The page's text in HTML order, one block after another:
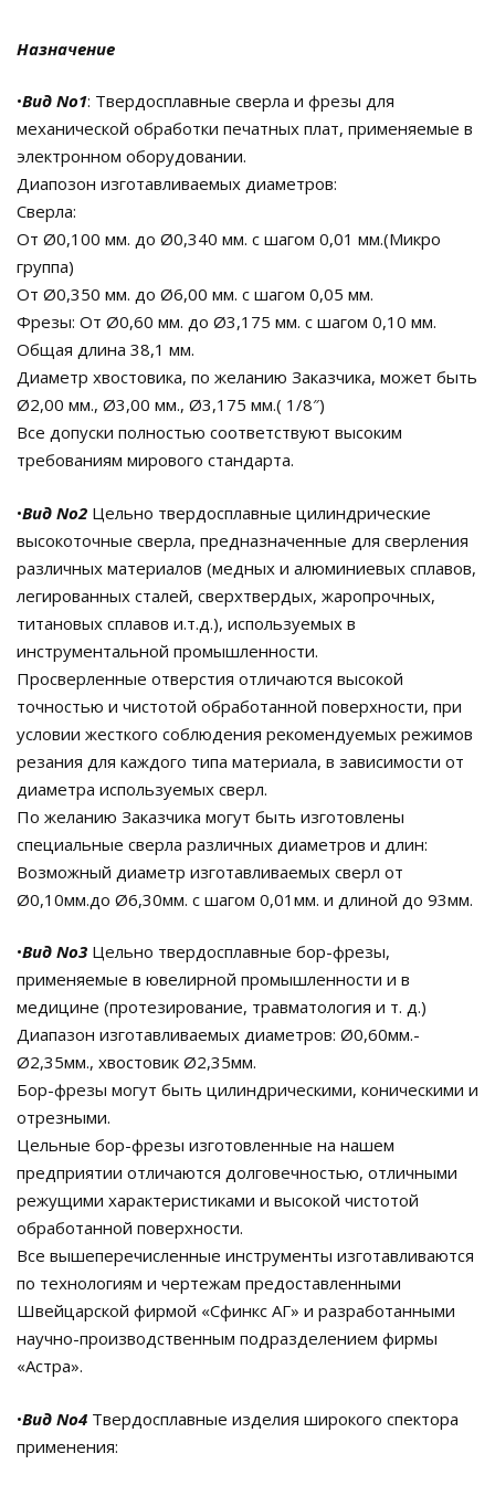
Назначение
•Вид No1: Твердосплавные сверла и фрезы для
механической обработки печатных плат, применяемые в
электронном оборудовании.
Диапозон изготавливаемых диаметров:
Сверла:
От Ø0,100 мм. до Ø0,340 мм. с шагом 0,01 мм.(Микро
группа)
От Ø0,350 мм. до Ø6,00 мм. с шагом 0,05 мм.
Фрезы: От Ø0,60 мм. до Ø3,175 мм. с шагом 0,10 мм.
Общая длина 38,1 мм.
Диаметр хвостовика, по желанию Заказчика, может быть
Ø2,00 мм., Ø3,00 мм., Ø3,175 мм.( 1/8″)
Все допуски полностью соответствуют высоким
требованиям мирового стандарта.
•Вид No2 Цельно твердосплавные цилиндрические
высокоточные сверла, предназначенные для сверления
различных материалов (медных и алюминиевых сплавов,
легированных сталей, сверхтвердых, жаропрочных,
титановых сплавов и.т.д.), используемых в
инструментальной промышленности.
Просверленные отверстия отличаются высокой
точностью и чистотой обработанной поверхности, при
условии жесткого соблюдения рекомендуемых режимов
резания для каждого типа материала, в зависимости от
диаметра используемых сверл.
По желанию Заказчика могут быть изготовлены
специальные сверла различных диаметров и длин:
Возможный диаметр изготавливаемых сверл от
Ø0,10мм.до Ø6,30мм. с шагом 0,01мм. и длиной до 93мм.
•Вид No3 Цельно твердосплавные бор-фрезы,
применяемые в ювелирной промышленности и в
медицине (протезирование, травматология и т. д.)
Диапазон изготавливаемых диаметров: Ø0,60мм.-
Ø2,35мм., хвостовик Ø2,35мм.
Бор-фрезы могут быть цилиндрическими, коническими и
отрезными.
Цельные бор-фрезы изготовленные на нашем
предприятии отличаются долговечностью, отличными
режущими характеристиками и высокой чистотой
обработанной поверхности.
Все вышеперечисленные инструменты изготавливаются
по технологиям и чертежам предоставленными
Швейцарской фирмой «Сфинкс АГ» и разработанными
научно-производственным подразделением фирмы
«Астра».
•Вид No4 Твердосплавные изделия широкого спектора
применения: